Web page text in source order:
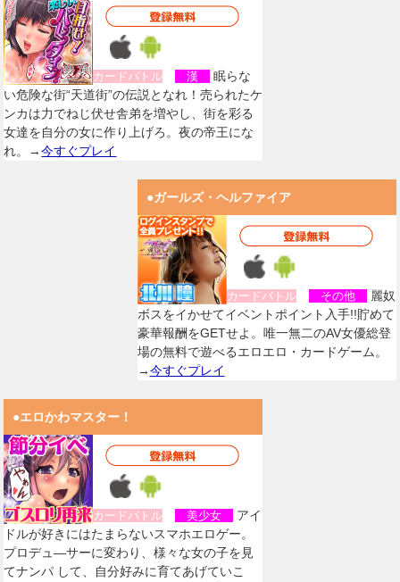
カードバトル 漢
眠らな
い危険な街“天道街”の伝説となれ！売られたケ
ンカは力でねじ伏せ舎弟を増やし、街を彩る
女達を自分の女に作り上げろ。夜の帝王にな
れ。→今すぐプレイ
●ガールズ・ヘルファイア
カードバトル その他
麗奴
ボスをイかせてイベントポイント入手!!貯めて
豪華報酬をGETせよ。唯一無二のAV女優総登
場の無料で遊べるエロエロ・カードゲーム。
→今すぐプレイ
●エロかわマスター！
カードバトル 美少女
アイ
ドルが好きにはたまらないスマホエロゲー。
プロデュ―サーに変わり、様々な女の子を見
てナンパ して、自分好みに育てあげていこ